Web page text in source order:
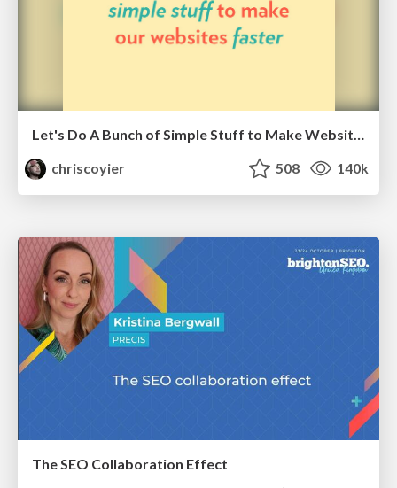
Let's Do A Bunch of Simple Stuff to Make Websites Faster
chriscoyier
508 140k
The SEO Collaboration Effect